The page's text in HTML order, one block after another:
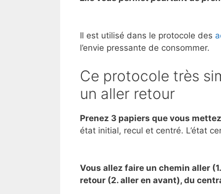
Il est utilisé dans le protocole des
l’envie pressante de consommer.
Ce protocole très
un aller retour
Prenez 3 papiers que vous
état initial, recul et centré. L’état
Vous allez faire un chemin aller
retour (2. aller en avant), du